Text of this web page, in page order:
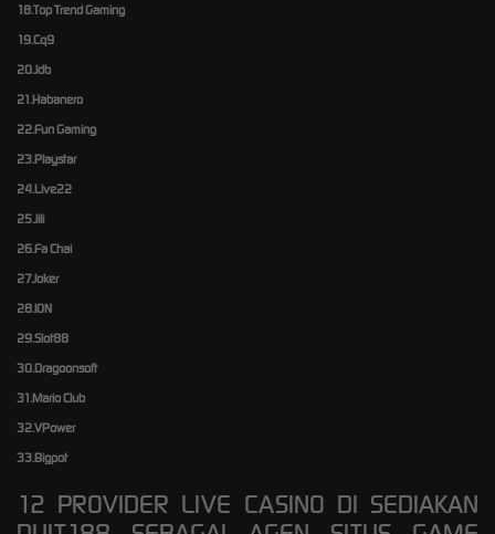
18.Top Trend Gaming
19.Cq9
20.Jdb
21.Habanero
22.Fun Gaming
23.Playstar
24.Live22
25.Jili
26.Fa Chai
27.Joker
28.ION
29.Slot88
30.Dragoonsoft
31.Mario Club
32.VPower
33.Bigpot
12 PROVIDER LIVE CASINO DI SEDIAKAN